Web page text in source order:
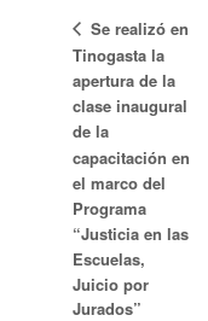
Se realizó en
Tinogasta la
apertura de la
clase inaugural
de la
capacitación en
el marco del
Programa
“Justicia en las
Escuelas,
Juicio por
Jurados”